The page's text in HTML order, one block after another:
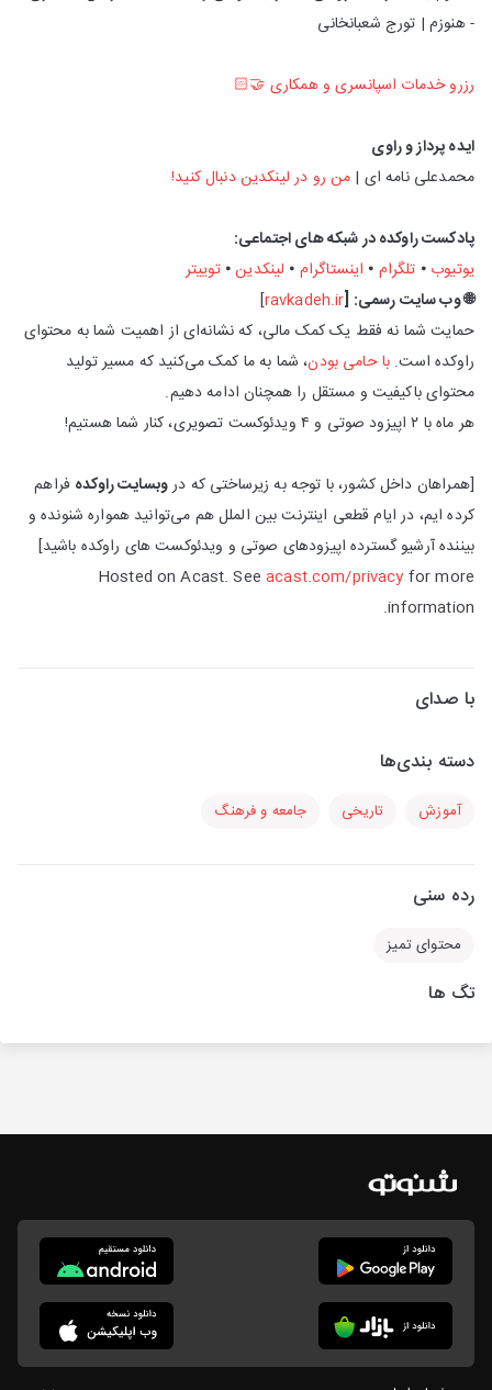
- هنوزم | تورج شعبانخانی
رزرو خدمات اسپانسری و همکاری 🤝🏻
ایده پرداز و راوی
محمدعلی نامه ای | من رو در لینکدین دنبال کنید!
پادکست راوکده در شبکه های اجتماعی:
یوتیوب ⦁ تلگرام ⦁ اینستاگرام ⦁ لینکدین⦁توییتر
🌐 وب‌ سایت رسمی: [ravkadeh.ir
]
حمایت شما نه فقط یک کمک مالی، که نشانه‌ای از اهمیت شما به محتوای
راوکده است. با حامی بودن، شما به ما کمک می‌کنید که مسیر تولید
محتوای باکیفیت و مستقل را همچنان ادامه دهیم.
هر ماه با ۲ اپیزود صوتی و ۴ ویدئوکست تصویری، کنار شما هستیم!
[همراهان داخل کشور، با توجه به زیرساختی که دروبسایت راوکده فراهم
کرده ایم، در ایام قطعی اینترنت بین الملل هم می‌توانید همواره شنونده و
بیننده آرشیو گسترده اپیزودهای صوتی و ویدئوکست های راوکده باشید]
Hosted on Acast. Seeacast.com/privacy for more
information.
با صدای
دسته بندی‌ها
آموزش تاریخی جامعه و فرهنگ
رده سنی
محتوای تمیز
تگ ها